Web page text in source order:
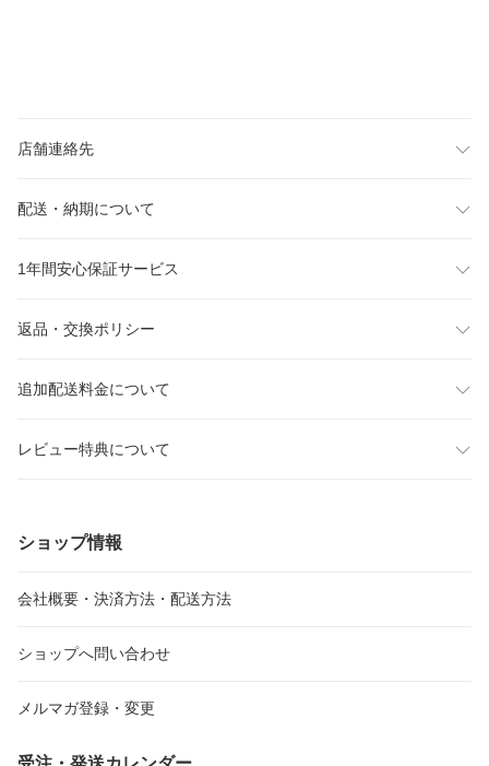
店舗連絡先
配送・納期について
1年間安心保証サービス
返品・交換ポリシー
追加配送料金について
レビュー特典について
ショップ情報
会社概要・決済方法・配送方法
ショップへ問い合わせ
メルマガ登録・変更